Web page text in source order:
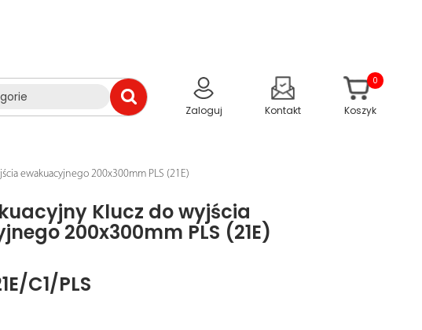
Zaloguj Kontakt Koszyk
0
ewakuacyjnego 200x300mm PLS (21E)
Klucz do wyjścia
200x300mm PLS (21E)
C1/PLS